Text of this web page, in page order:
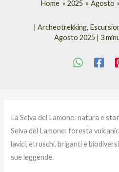
Home 2025 Agosto
| Archeotrekking,
Agosto 2025 | 3
La Selva del Lamone: natura e
Selva del Lamone: foresta
lavici, etruschi, briganti e
sue leggende.